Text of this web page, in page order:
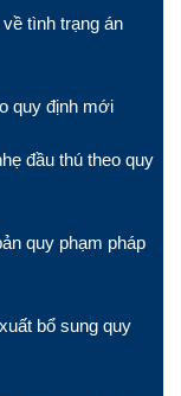
tình trạng án
quy định mới
đầu thú theo quy
quy phạm pháp
bổ sung quy